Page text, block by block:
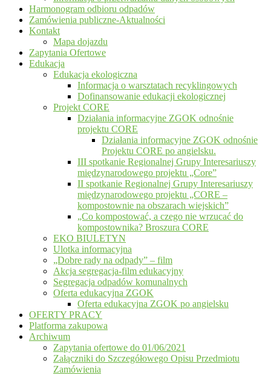
Harmonogram odbioru odpadów
Zamówienia publiczne-Aktualności
Kontakt
Mapa dojazdu
Zapytania Ofertowe
Edukacja
Edukacja ekologiczna
Informacja o warsztatach recyklingowych
Dofinansowanie edukacji ekologicznej
Projekt CORE
Działania informacyjne ZGOK odnośnie
projektu CORE
Działania informacyjne ZGOK odnośnie
Projektu CORE po angielsku.
III spotkanie Regionalnej Grupy Interesariuszy
międzynarodowego projektu „Core”
II spotkanie Regionalnej Grupy Interesariuszy
międzynarodowego projektu „CORE –
kompostownie na obszarach wiejskich”
„Co kompostować, a czego nie wrzucać do
kompostownika? Broszura CORE
EKO BIULETYN
Ulotka informacyjna
„Dobre rady na odpady” – film
Akcja segregacja-film edukacyjny
Segregacja odpadów komunalnych
Oferta edukacyjna ZGOK
Oferta edukacyjna ZGOK po angielsku
OFERTY PRACY
Platforma zakupowa
Archiwum
Zapytania ofertowe do 01/06/2021
Załączniki do Szczegółowego Opisu Przedmiotu
Zamówienia